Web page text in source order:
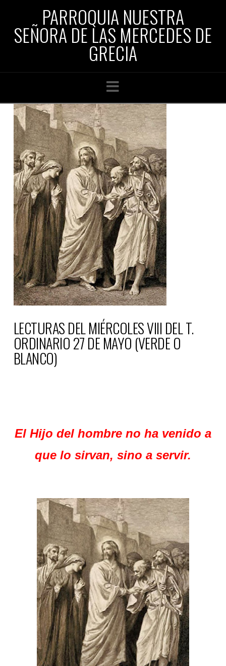
PARROQUIA NUESTRA
SEÑORA DE LAS MERCEDES DE
GRECIA
Navigation
LECTURAS DEL MIÉRCOLES VIII DEL T.
ORDINARIO 27 DE MAYO (VERDE O
BLANCO)
El Hijo del hombre no ha venido a
que lo sirvan, sino a servir.